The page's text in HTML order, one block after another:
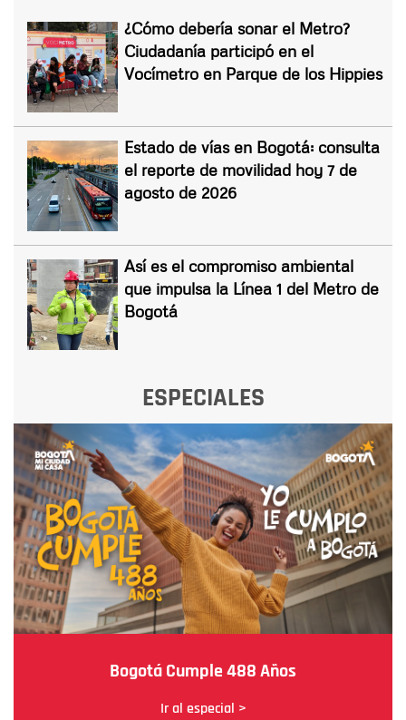
¿Cómo debería sonar el Metro?
Ciudadanía participó en el
Vocímetro en Parque de los Hippies
Estado de vías en Bogotá: consulta
el reporte de movilidad hoy 7 de
agosto de 2026
Así es el compromiso ambiental
que impulsa la Línea 1 del Metro de
Bogotá
ESPECIALES
Bogotá Cumple 488 Años
Ir al especial >